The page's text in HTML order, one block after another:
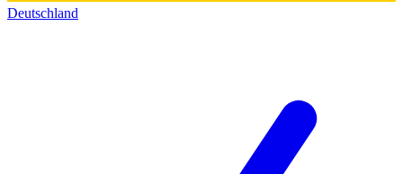
Deutschland